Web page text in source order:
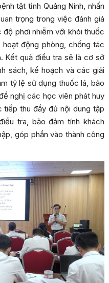
tật tỉnh Quảng Ninh, nhấn
trọng trong việc đánh giá
phơi nhiễm với khói thuốc
động phòng, chống tác
Kết quả điều tra sẽ là cơ sở
sách, kế hoạch và các giải
tỷ lệ sử dụng thuốc lá, bảo
nghị các học viên phát huy
tiếp thu đầy đủ nội dung tập
tra, bảo đảm tính khách
góp phần vào thành công